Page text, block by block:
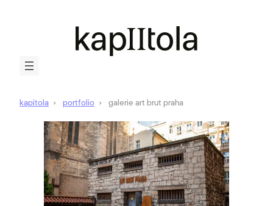
kapitola portfolio galerie art brut praha